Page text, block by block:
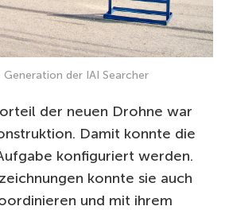
Generation der IAI Searcher
der neuen Drohne war
Damit konnte die
konfiguriert werden.
konnte sie auch
und mit ihrem